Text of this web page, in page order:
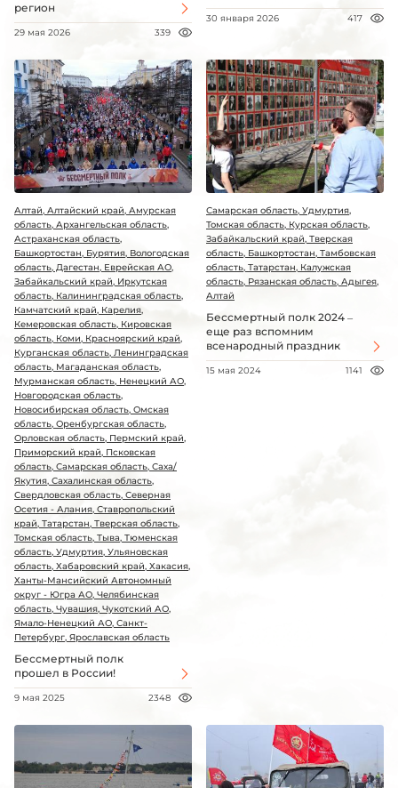
регион
29 мая 2026 339
30 января 2026 417
Алтай, Алтайский край, Амурская
область, Архангельская область,
Астраханская область,
Башкортостан, Бурятия, Вологодская
область, Дагестан, Еврейская АО,
Забайкальский край, Иркутская
область, Калининградская область,
Камчатский край, Карелия,
Кемеровская область, Кировская
область, Коми, Красноярский край,
Курганская область, Ленинградская
область, Магаданская область,
Мурманская область, Ненецкий АО,
Новгородская область,
Новосибирская область, Омская
область, Оренбургская область,
Орловская область, Пермский край,
Приморский край, Псковская
область, Самарская область, Саха/
Якутия, Сахалинская область,
Свердловская область, Северная
Осетия - Алания, Ставропольский
край, Татарстан, Тверская область,
Томская область, Тыва, Тюменская
область, Удмуртия, Ульяновская
область, Хабаровский край, Хакасия,
Ханты-Мансийский Автономный
округ - Югра АО, Челябинская
область, Чувашия, Чукотский АО,
Ямало-Ненецкий АО, Санкт-
Петербург, Ярославская область
Бессмертный полк
прошел в России!
9 мая 2025 2348
Самарская область, Удмуртия,
Томская область, Курская область,
Забайкальский край, Тверская
область, Башкортостан, Тамбовская
область, Татарстан, Калужская
область, Рязанская область, Адыгея,
Алтай
Бессмертный полк 2024 –
еще раз вспомним
всенародный праздник
15 мая 2024 1141